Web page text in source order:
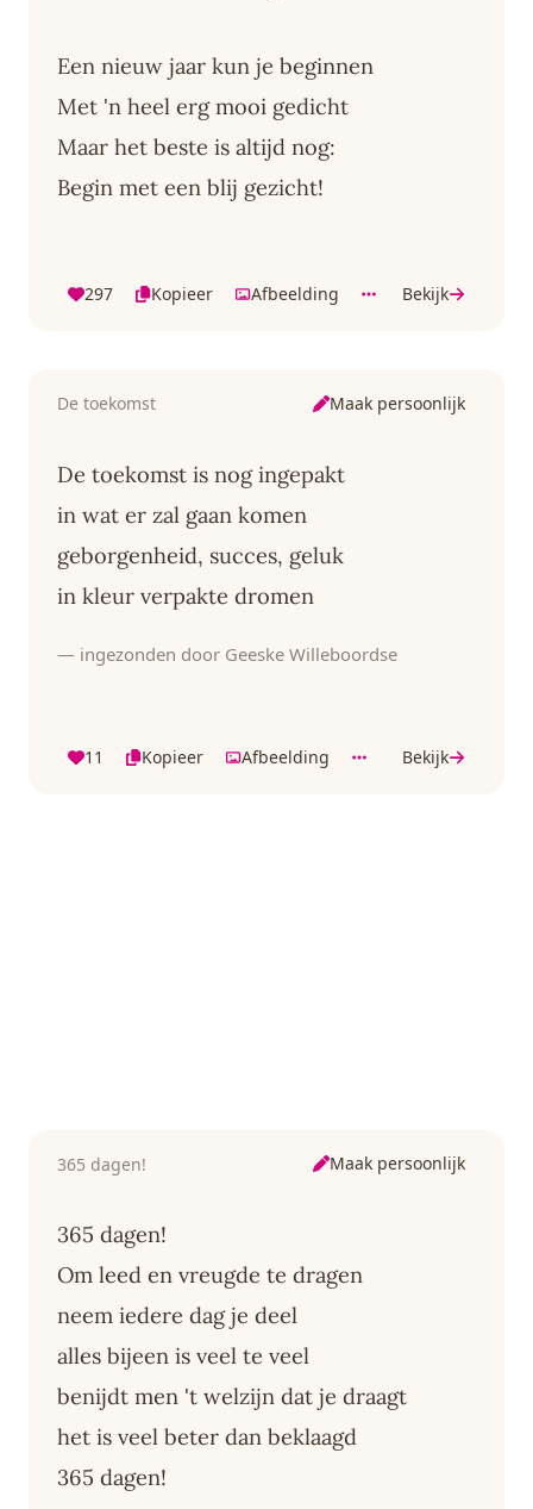
Een nieuw jaar kun je beginnen
Met 'n heel erg mooi gedicht
Maar het beste is altijd nog:
Begin met een blij gezicht!
297 Kopieer Afbeelding Bekijk
De toekomst Maak persoonlijk
De toekomst is nog ingepakt
in wat er zal gaan komen
geborgenheid, succes, geluk
in kleur verpakte dromen
— ingezonden door Geeske Willeboordse
11 Kopieer Afbeelding Bekijk
365 dagen! Maak persoonlijk
365 dagen!
Om leed en vreugde te dragen
neem iedere dag je deel
alles bijeen is veel te veel
benijdt men 't welzijn dat je draagt
het is veel beter dan beklaagd
365 dagen!